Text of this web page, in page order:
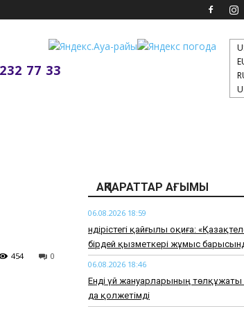
77 33
0
454
АҚПАРАТТАР АҒЫМЫ
06.08.2026 18:59
Өндірістегі қайғылы оқиға:
бірдей қызметкері жұмыс
06.08.2026 18:46
Енді үй жануарларының төлқұжаты
да қолжетімді